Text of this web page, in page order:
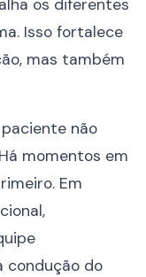
os diferentes
Isso fortalece
mas também
não
momentos em
Em
condução do